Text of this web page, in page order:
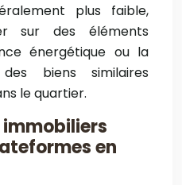
plus faible,
sur des éléments
énergétique ou la
biens similaires
le quartier.
immobiliers
en